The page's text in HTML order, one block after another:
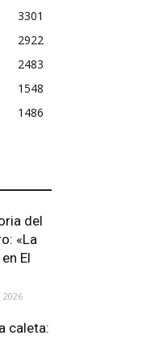
3301
2922
2483
1548
1486
del
«La
El
2026
caleta: